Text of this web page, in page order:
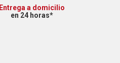
Entrega a domicilio
en 24 horas*